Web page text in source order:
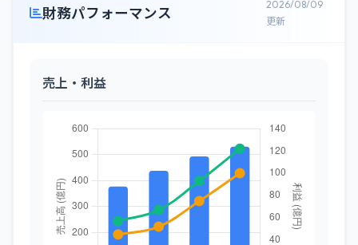
財務パフォーマンス
2026/08/09
更新
売上・利益